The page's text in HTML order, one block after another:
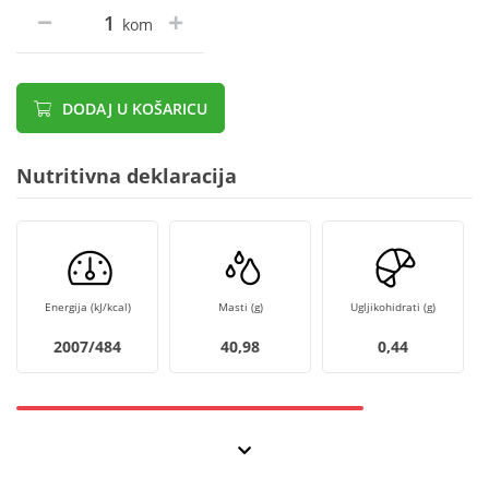
kom
DODAJ U KOŠARICU
Nutritivna deklaracija
Energija (kJ/kcal)
2007/484
Masti (g)
40,98
Ugljikohidrati (g)
0,44